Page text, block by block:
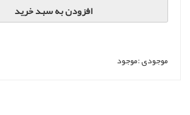
افزودن به سبد خرید
موجودی :موجود